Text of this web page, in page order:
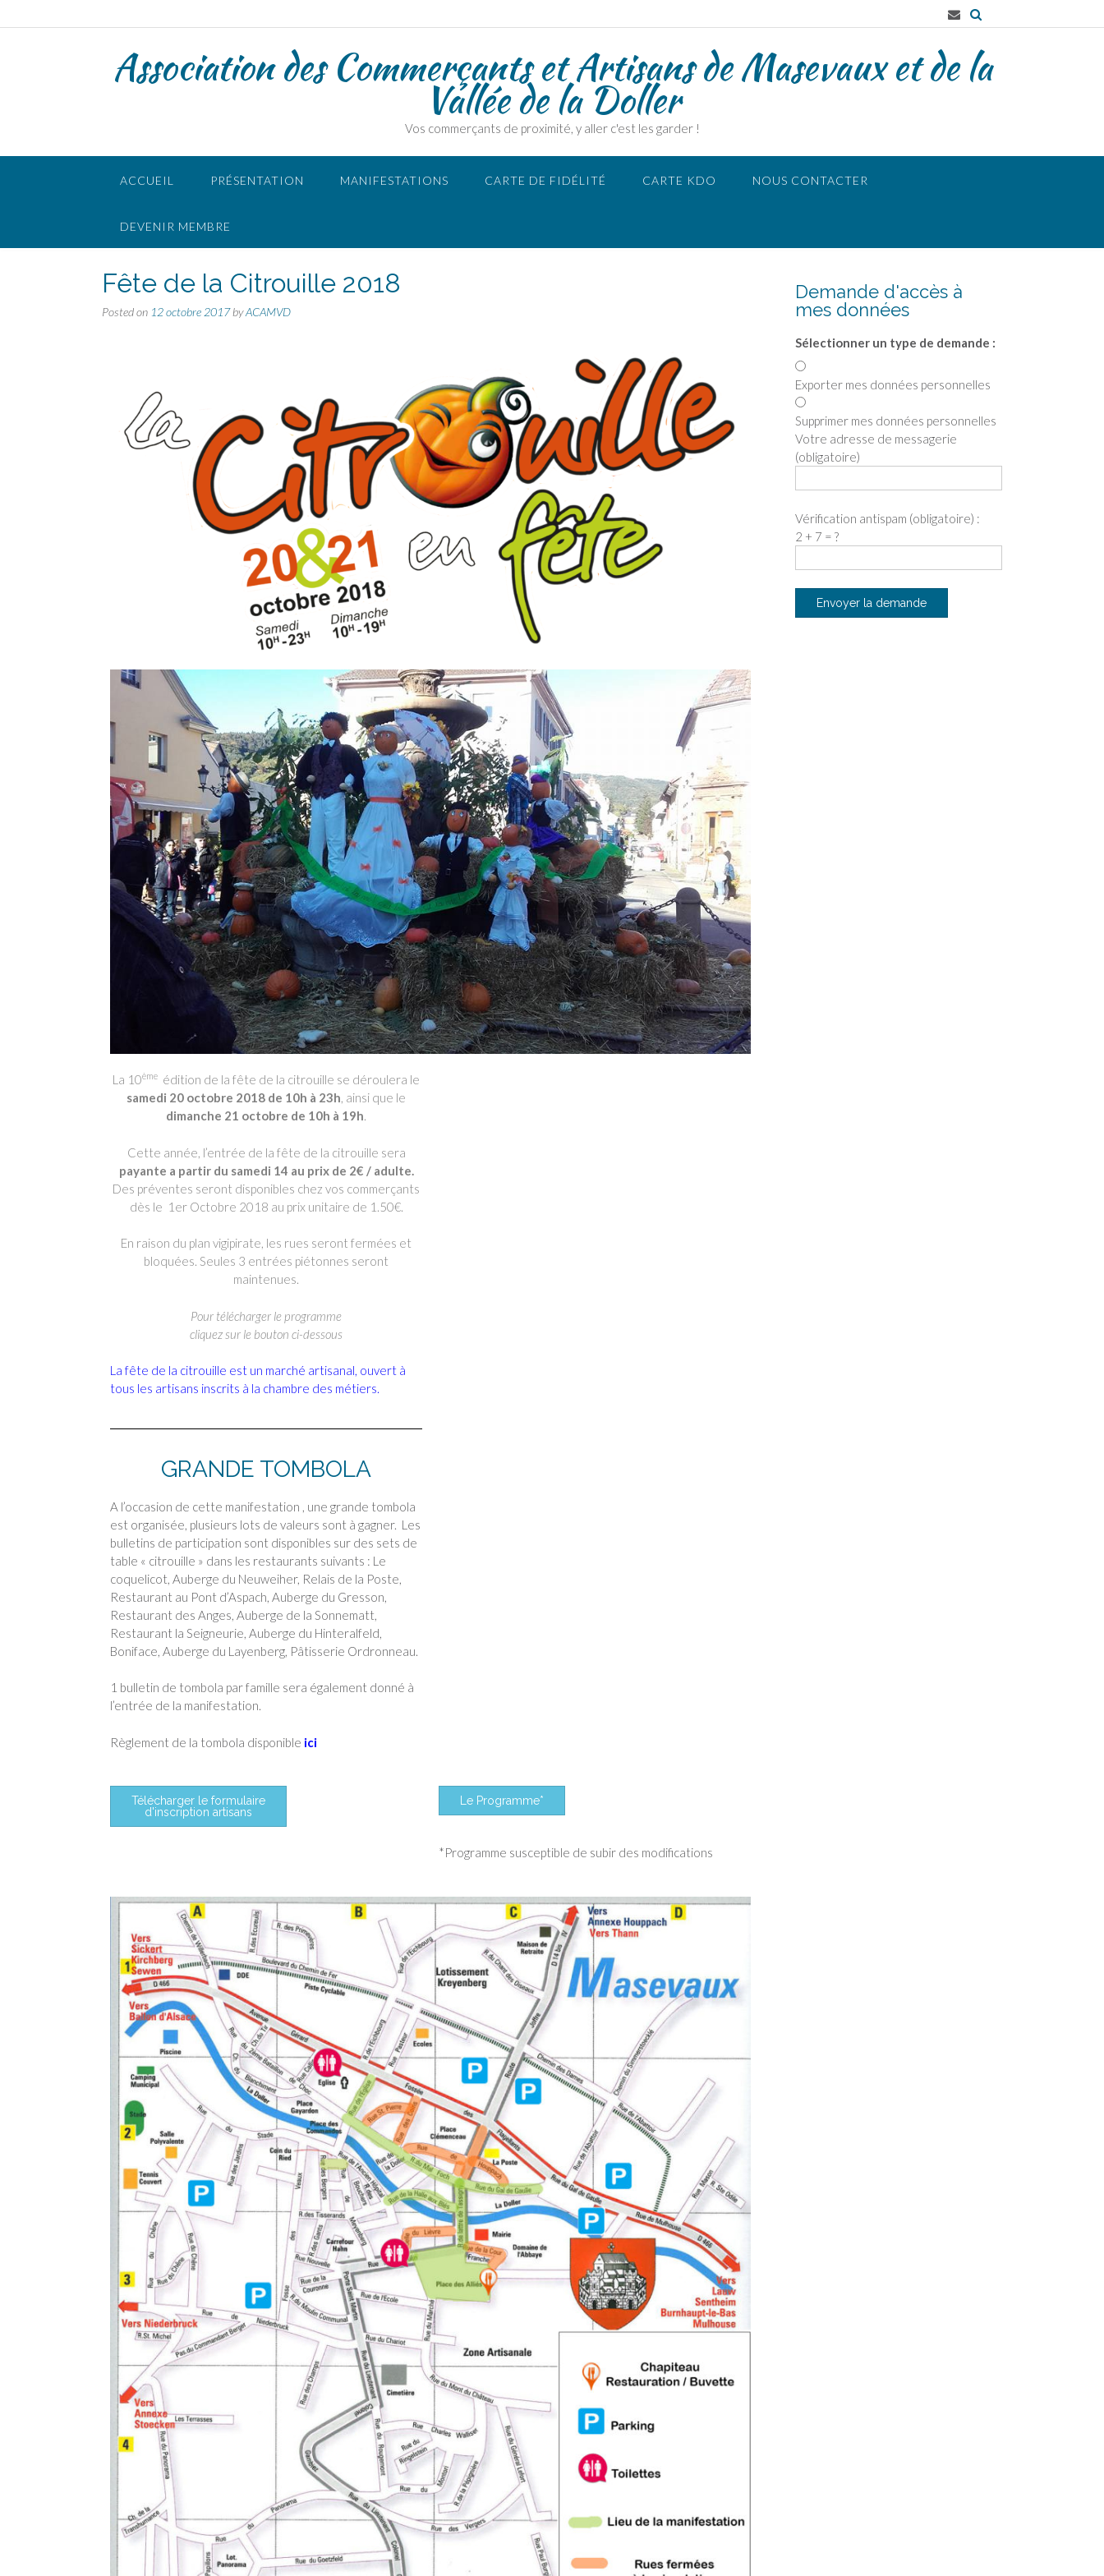
Association des Commerçants et Artisans de Masevaux et de la
Vallée de la Doller
Vos commerçants de proximité, y aller c'est les garder !
ACCUEIL PRÉSENTATION MANIFESTATIONS CARTE DE FIDÉLITÉ CARTE KDO NOUS CONTACTER
DEVENIR MEMBRE
Fête de la Citrouille 2018
Posted on 12 octobre 2017byACAMVD
La 10ème édition de la fête de la citrouille se déroulera le
samedi 20 octobre 2018 de 10h à 23h, ainsi que le
dimanche 21 octobre de 10h à 19h.
Cette année, l’entrée de la fête de la citrouille sera
payante a partir du samedi 14 au prix de 2€ / adulte.
Des préventes seront disponibles chez vos commerçants
dès le 1er Octobre 2018 au prix unitaire de 1.50€.
En raison du plan vigipirate, les rues seront fermées et
bloquées. Seules 3 entrées piétonnes seront
maintenues.
Pour télécharger le programme
cliquez sur le bouton ci-dessous
La fête de la citrouille est un marché artisanal, ouvert à
tous les artisans inscrits à la chambre des métiers.
GRANDE TOMBOLA
A l’occasion de cette manifestation , une grande tombola
est organisée, plusieurs lots de valeurs sont à gagner. Les
bulletins de participation sont disponibles sur des sets de
table « citrouille » dans les restaurants suivants : Le
coquelicot, Auberge du Neuweiher, Relais de la Poste,
Restaurant au Pont d’Aspach, Auberge du Gresson,
Restaurant des Anges, Auberge de la Sonnematt,
Restaurant la Seigneurie, Auberge du Hinteralfeld,
Boniface, Auberge du Layenberg, Pâtisserie Ordronneau.
1 bulletin de tombola par famille sera également donné à
l’entrée de la manifestation.
Règlement de la tombola disponible ici
Télécharger le formulaire
d'inscription artisans
Le Programme*
*Programme susceptible de subir des modifications
Demande d'accès à
mes données
Sélectionner un type de demande :
Exporter mes données personnelles
Supprimer mes données personnelles
Votre adresse de messagerie
(obligatoire)
Vérification antispam (obligatoire) :
2 + 7 = ?